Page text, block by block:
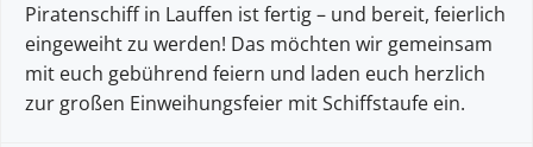
Piratenschiff in Lauffen ist fertig – und bereit, feierlich
eingeweiht zu werden! Das möchten wir gemeinsam
mit euch gebührend feiern und laden euch herzlich
zur großen Einweihungsfeier mit Schiffstaufe ein.